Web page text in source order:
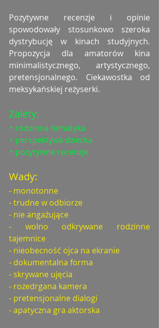
Pozytywne recenzje i opinie
spowodowały stosunkowo szeroka
dystrybucję w kinach studyjnych.
Propozycja dla amatorów kina
minimalistycznego, artystycznego,
pretensjonalnego. Ciekawostka od
meksykańskiej reżyserki.
Zalety:
+ rodzinna tematyka
+ perspektywa dziecka
+ pozytywne recenzje
Wady:
- monotonne
- trudne w odbiorze
- nie angażujące
- wolno odkrywane rodzinne
tajemnice
- nieobecność ojca na ekranie
- dokumentalna forma
- skrywane ujęcia
- rozedrgana kamera
- pretensjonalne dialogi
- apatyczna gra aktorska